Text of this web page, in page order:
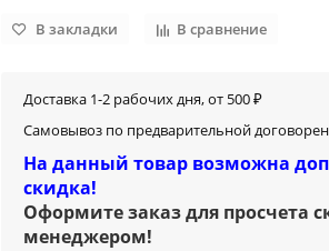
В закладки В сравнение
Доставка 1-2 рабочих дня, от 500 ₽
Самовывоз по предварительной
На данный товар возможна
скидка!
Оформите заказ для просчета
менеджером!